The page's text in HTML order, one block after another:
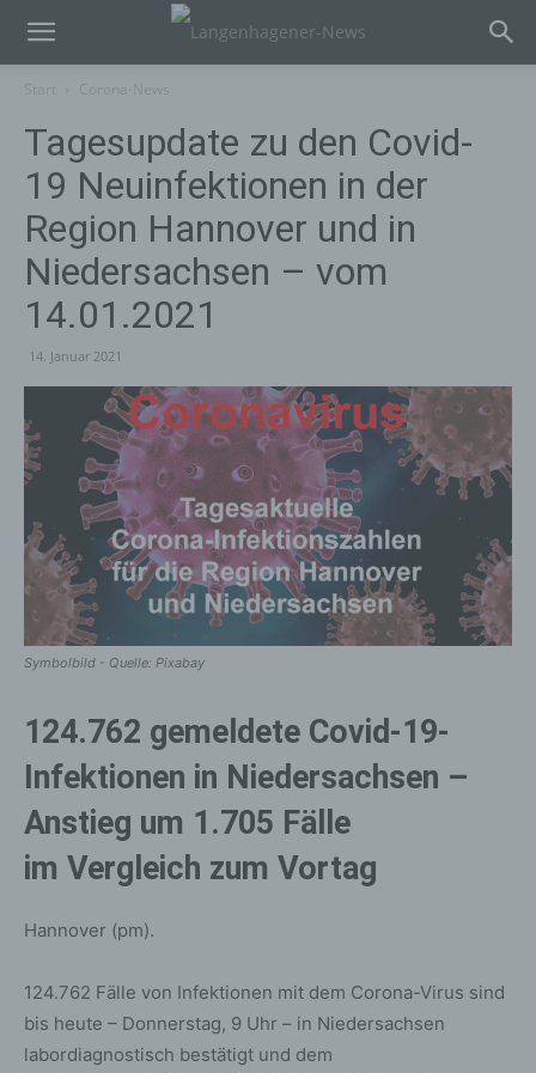
Tagesupdate zu den Covid-
19 Neuinfektionen in der
Region Hannover und in
Niedersachsen – vom
14.01.2021
14. Januar 2021
Symbolbild - Quelle: Pixabay
124.762 gemeldete Covid-19-
Infektionen in Niedersachsen –
Anstieg um 1.705 Fälle
im Vergleich zum Vortag
Hannover (pm).
124.762 Fälle von Infektionen mit dem Corona-Virus sind
bis heute – Donnerstag, 9 Uhr – in Niedersachsen
labordiagnostisch bestätigt und dem